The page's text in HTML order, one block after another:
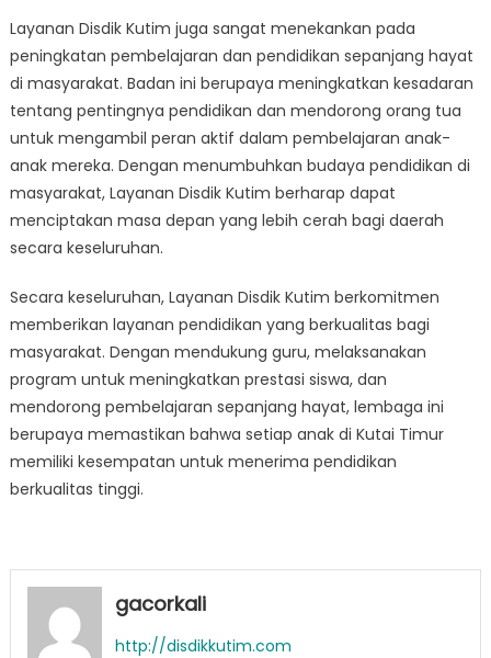
Layanan Disdik Kutim juga sangat menekankan pada
peningkatan pembelajaran dan pendidikan sepanjang hayat
di masyarakat. Badan ini berupaya meningkatkan kesadaran
tentang pentingnya pendidikan dan mendorong orang tua
untuk mengambil peran aktif dalam pembelajaran anak-
anak mereka. Dengan menumbuhkan budaya pendidikan di
masyarakat, Layanan Disdik Kutim berharap dapat
menciptakan masa depan yang lebih cerah bagi daerah
secara keseluruhan.
Secara keseluruhan, Layanan Disdik Kutim berkomitmen
memberikan layanan pendidikan yang berkualitas bagi
masyarakat. Dengan mendukung guru, melaksanakan
program untuk meningkatkan prestasi siswa, dan
mendorong pembelajaran sepanjang hayat, lembaga ini
berupaya memastikan bahwa setiap anak di Kutai Timur
memiliki kesempatan untuk menerima pendidikan
berkualitas tinggi.
gacorkali
http://disdikkutim.com